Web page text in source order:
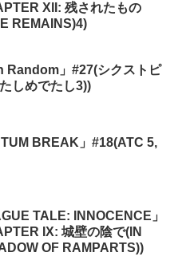
XII: 残されたもの
REMAINS)4)
Random」#27(シクストピ
しめでたし3))
BREAK」#18(ATC 5,
TALE: INNOCENCE」
IX: 城壁の陰で(IN
OF RAMPARTS))